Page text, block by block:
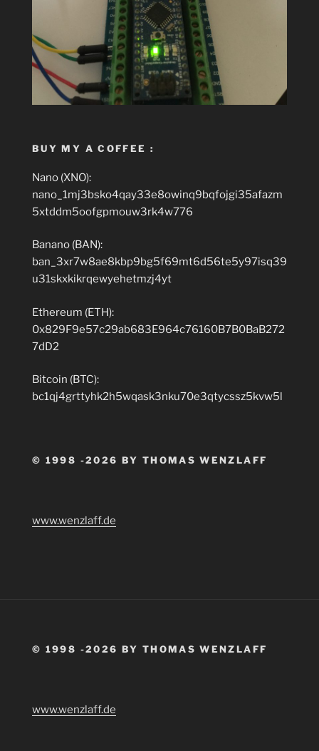
BUY MY A COFFEE :
Nano (XNO):
nano_1mj3bsko4qay33e8owinq9bqfojgi35afazm
5xtddm5oofgpmouw3rk4w776
Banano (BAN):
ban_3xr7w8ae8kbp9bg5f69mt6d56te5y97isq39
u31skxkikrqewyehetmzj4yt
Ethereum (ETH):
0x829F9e57c29ab683E964c76160B7B0BaB272
7dD2
Bitcoin (BTC):
bc1qj4grttyhk2h5wqask3nku70e3qtycssz5kvw5l
© 1998 -2026 BY THOMAS WENZLAFF
www.wenzlaff.de
© 1998 -2026 BY THOMAS WENZLAFF
www.wenzlaff.de